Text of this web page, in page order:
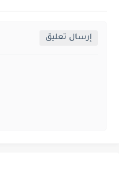
إرسال تعليق